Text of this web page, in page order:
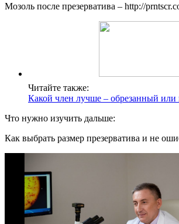
Мозоль после презерватива – http://
Читайте также:
Какой член лучше – обрезанный или
Что нужно изучить дальше:
Как выбрать размер презерватива и не